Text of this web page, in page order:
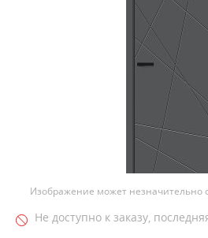
Изображение может незначительно
Не доступно к заказу,